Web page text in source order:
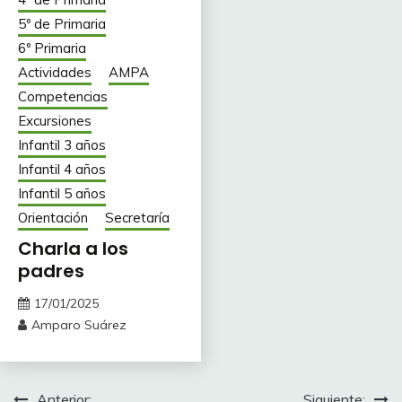
5º de Primaria
6º Primaria
Actividades
AMPA
Competencias
Excursiones
Infantil 3 años
Infantil 4 años
Infantil 5 años
Orientación
Secretaría
Charla a los
padres
17/01/2025
Amparo Suárez